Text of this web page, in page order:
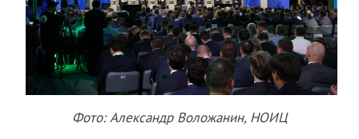
Фото: Александр Воложанин, НОИЦ